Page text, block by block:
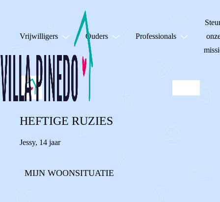
Vrijwilligers Ouders Professionals
HEFTIGE RUZIES
Jessy, 14 jaar
MIJN WOONSITUATIE